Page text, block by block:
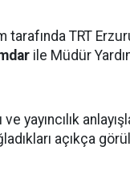
tarafında TRT
ile Müdür
yayıncılık
açıkça